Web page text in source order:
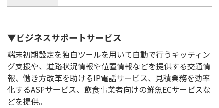
▼ビジネスサポートサービス
端末初期設定を独自ツールを用いて自動で行うキッティン
グ支援や、道路状況情報や位置情報などを提供する交通情
報、働き方改革を助けるIP電話サービス、見積業務を効率
化するASPサービス、飲食事業者向けの鮮魚ECサービスな
どを提供。